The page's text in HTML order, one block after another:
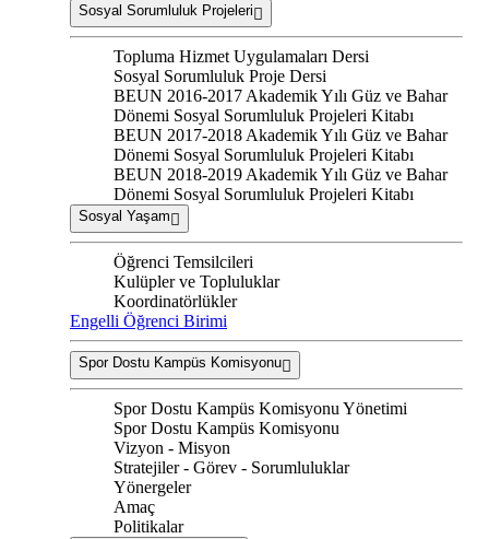
Sosyal Sorumluluk Projeleri
Topluma Hizmet Uygulamaları Dersi
Sosyal Sorumluluk Proje Dersi
BEUN 2016-2017 Akademik Yılı Güz ve Bahar
Dönemi Sosyal Sorumluluk Projeleri Kitabı
BEUN 2017-2018 Akademik Yılı Güz ve Bahar
Dönemi Sosyal Sorumluluk Projeleri Kitabı
BEUN 2018-2019 Akademik Yılı Güz ve Bahar
Dönemi Sosyal Sorumluluk Projeleri Kitabı
Sosyal Yaşam
Öğrenci Temsilcileri
Kulüpler ve Topluluklar
Koordinatörlükler
Engelli Öğrenci Birimi
Spor Dostu Kampüs Komisyonu
Spor Dostu Kampüs Komisyonu Yönetimi
Spor Dostu Kampüs Komisyonu
Vizyon - Misyon
Stratejiler - Görev - Sorumluluklar
Yönergeler
Amaç
Politikalar